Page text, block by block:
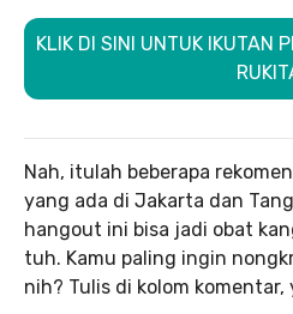
KLIK DI SINI UNTUK IKUTAN
Nah, itulah beberapa
yang ada di Jakarta dan
hangout ini bisa jadi obat
tuh. Kamu paling ingin
nih? Tulis di kolom komentar,